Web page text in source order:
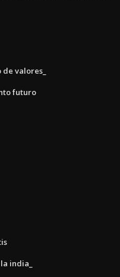
valores_
futuro
india_